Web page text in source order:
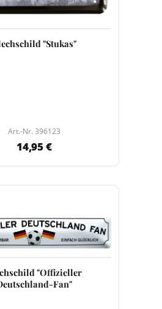
"Stukas"
Art.-Nr. 396123
14,95 €
"Offizieller
Fan"